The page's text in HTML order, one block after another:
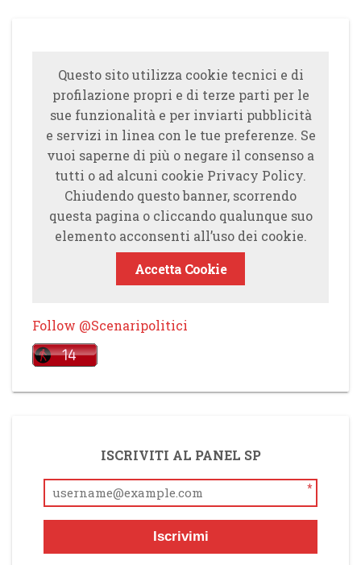
Questo sito utilizza cookie tecnici e di
profilazione propri e di terze parti per le
sue funzionalità e per inviarti pubblicità
e servizi in linea con le tue preferenze. Se
vuoi saperne di più o negare il consenso a
tutti o ad alcuni cookie Privacy Policy.
Chiudendo questo banner, scorrendo
questa pagina o cliccando qualunque suo
elemento acconsenti all’uso dei cookie.
Accetta Cookie
Follow @Scenaripolitici
ISCRIVITI AL PANEL SP
*
Iscrivimi